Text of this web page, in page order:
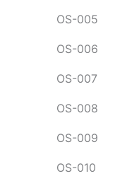
OS-005
OS-006
OS-007
OS-008
OS-009
OS-010